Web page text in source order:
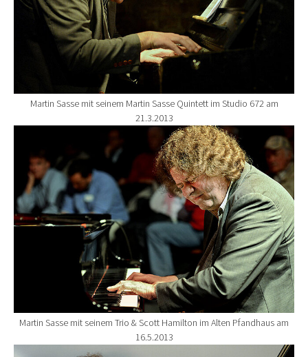
Martin Sasse mit seinem Martin Sasse Quintett im Studio 672 am
21.3.2013
Show larger version for:
Martin Sasse mit seinem Trio & Scott Hamilton im Alten Pfandhaus am
16.5.2013
Show larger version for: